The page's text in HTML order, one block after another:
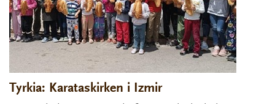
Tyrkia: Karataskirken i Izmir